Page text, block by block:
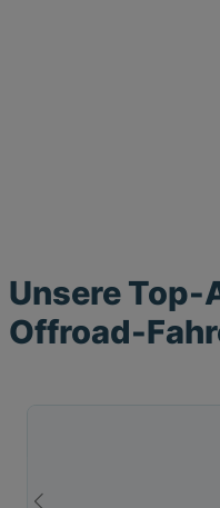
Unsere
Offroad-
Off Road